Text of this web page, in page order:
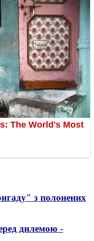
з полонених
дилемою -